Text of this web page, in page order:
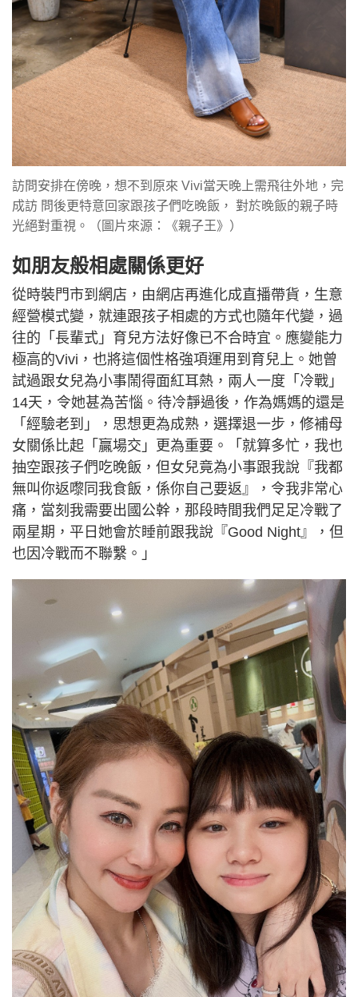
訪問安排在傍晚，想不到原來 Vivi當天晚上需飛往外地，完
成訪 問後更特意回家跟孩子們吃晚飯， 對於晚飯的親子時
光絕對重視。（圖片來源：《親子王》）
如朋友般相處關係更好
從時裝門市到網店，由網店再進化成直播帶貨，生意
經營模式變，就連跟孩子相處的方式也隨年代變，過
往的「長輩式」育兒方法好像已不合時宜。應變能力
極高的Vivi，也將這個性格強項運用到育兒上。她曾
試過跟女兒為小事鬧得面紅耳熱，兩人一度「冷戰」
14天，令她甚為苦惱。待冷靜過後，作為媽媽的還是
「經驗老到」，思想更為成熟，選擇退一步，修補母
女關係比起「贏場交」更為重要。「就算多忙，我也
抽空跟孩子們吃晚飯，但女兒竟為小事跟我說『我都
無叫你返嚟同我食飯，係你自己要返』，令我非常心
痛，當刻我需要出國公幹，那段時間我們足足冷戰了
兩星期，平日她會於睡前跟我說『Good Night』，但
也因冷戰而不聯繫。」